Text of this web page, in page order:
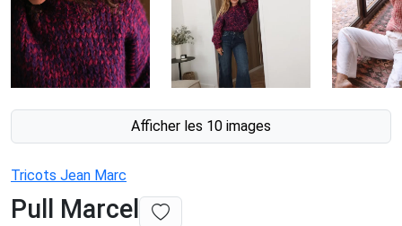
Afficher les 10 images
Tricots Jean Marc
Pull Marcel